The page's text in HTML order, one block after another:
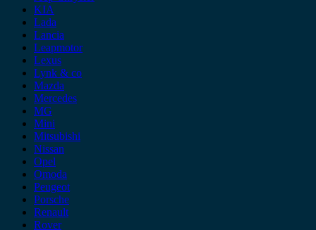
KIA
Lada
Lancia
Leapmotor
Lexus
Lynk & co
Mazda
Mercedes
MG
Mini
Mitsubishi
Nissan
Opel
Omoda
Peugeot
Porsche
Renault
Rover